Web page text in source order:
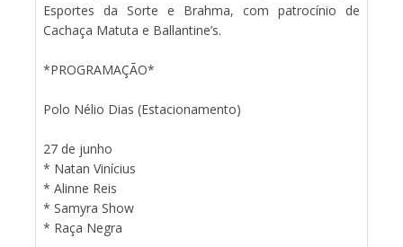
Esportes da Sorte e Brahma, com patrocínio de
Cachaça Matuta e Ballantine’s.
*PROGRAMAÇÃO*
Polo Nélio Dias (Estacionamento)
27 de junho
* Natan Vinícius
* Alinne Reis
* Samyra Show
* Raça Negra